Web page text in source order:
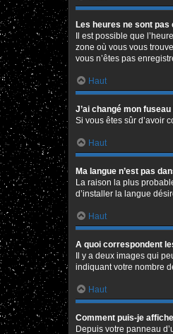
Les heures ne sont
Il est possible que
zone où vous vous
vous n’êtes pas
Haut
J’ai changé mon
Si vous êtes sûr d’avoir
Haut
Ma langue n’est pas
La raison la plus
d’installer la langue
Haut
A quoi correspondent
Il y a deux images qui
indiquant votre nombre
Haut
Comment puis-je
Depuis votre panneau